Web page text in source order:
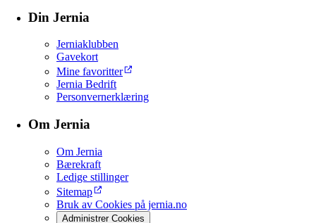
Din Jernia
Jerniaklubben
Gavekort
Mine favoritter
Jernia Bedrift
Personvernerklæring
Om Jernia
Om Jernia
Bærekraft
Ledige stillinger
Sitemap
Bruk av Cookies på jernia.no
Administrer Cookies